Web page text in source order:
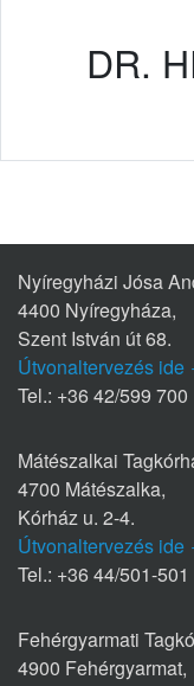
DR.
Nyíregyházi Jósa
4400 Nyíregyháza,
Szent István út 68.
Útvonaltervezés
Tel.: +36 42/599 700
Mátészalkai
4700 Mátészalka,
Kórház u. 2-4.
Útvonaltervezés
Tel.: +36 44/501-501
Fehérgyarmati
4900 Fehérgyarmat,